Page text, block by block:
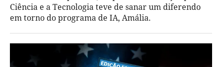
Ciência e a Tecnologia teve de sanar um diferendo
em torno do programa de IA, Amália.